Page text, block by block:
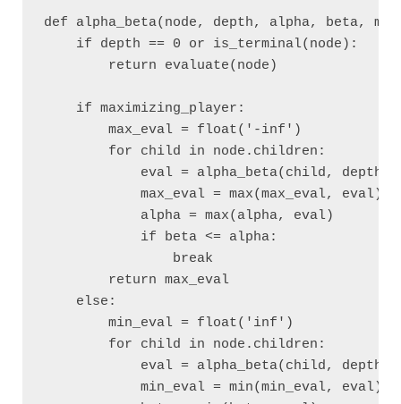
def alpha_beta(node, depth, alpha, beta,
    if depth == 0 or is_terminal(node):
        return evaluate(node)
    if maximizing_player:
        max_eval = float('-inf')
        for child in node.children:
eval = alpha_beta(child, depth
            max_eval = max(max_eval, eval)
            alpha = max(alpha, eval)
            if beta <= alpha:
                break
        return max_eval
    else:
        min_eval = float('inf')
        for child in node.children:
eval = alpha_beta(child, depth
            min_eval = min(min_eval, eval)